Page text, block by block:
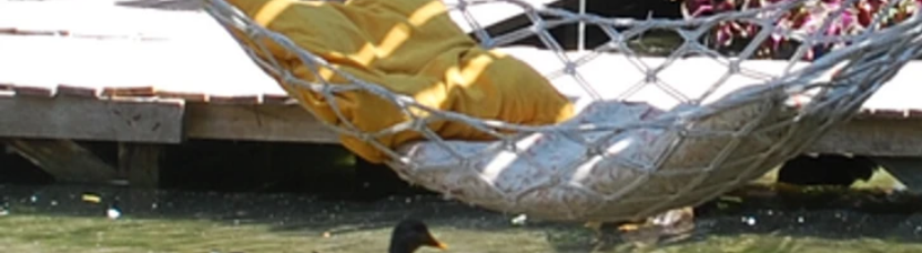
arikanda_river_hotel_Photo_view03 arikanda_river_hotel_Photo_view02